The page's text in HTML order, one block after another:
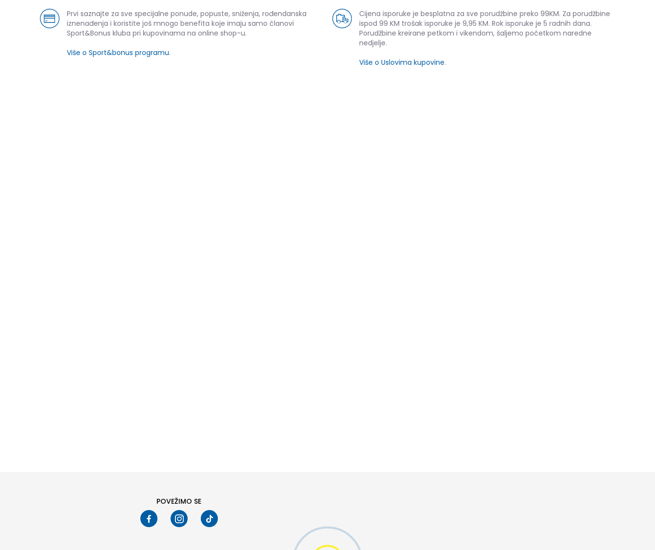
Prvi saznajte za sve specijalne ponude, popuste, sniženja, rođendanska
iznenađenja i koristite još mnogo benefita koje imaju samo članovi
Sport&Bonus kluba pri kupovinama na online shop-u.
Više o Sport&bonus programu.
Cijena isporuke je besplatna za sve porudžbine preko 99KM. Za porudžbine
ispod 99 KM trošak isporuke je 9,95 KM. Rok isporuke je 5 radnih dana.
Porudžbine kreirane petkom i vikendom, šaljemo početkom naredne
nedjelje.
Više o Uslovima kupovine.
POVEŽIMO SE